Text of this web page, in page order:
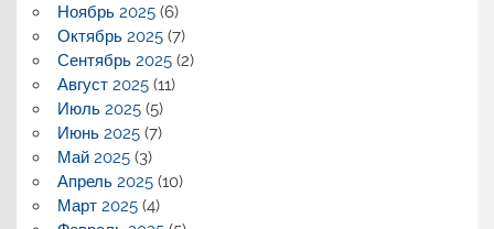
Ноябрь 2025(6)
Октябрь 2025(7)
Сентябрь 2025(2)
Август 2025(11)
Июль 2025(5)
Июнь 2025(7)
Май 2025(3)
Апрель 2025(10)
Март 2025(4)